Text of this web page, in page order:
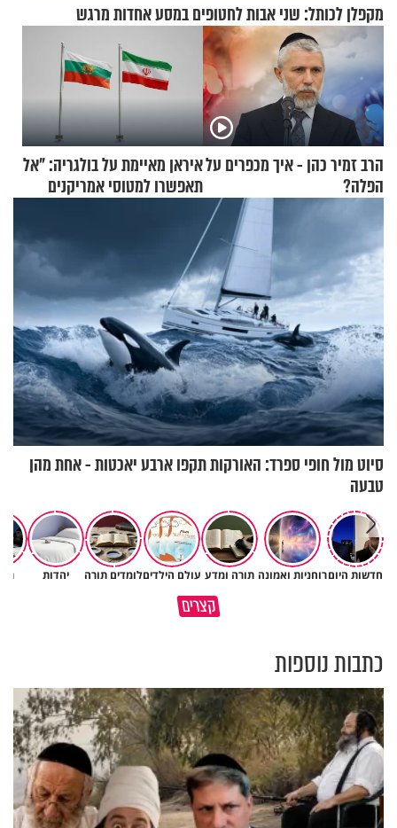
מקפלן לכותל: שני אבות לחטופים במסע אחדות מרגש
הרב זמיר כהן - איך מכפרים על
הפלה?
איראן מאיימת על בולגריה: "אל
תאפשרו למטוסי אמריקנים
סיוט מול חופי ספרד: האורקות תקפו ארבע יאכטות - אחת מהן
טבעה
חדשות היוםרוחניות ואמונה תורה ומדע עולם הילדיםלומדים תורה יהדות
קצריםמדוע האמונה נמשלה למלח?
גם ׳הרע׳ זה הרחמים של בורא
כתבות נוספות